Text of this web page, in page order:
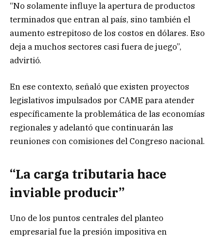
“No solamente influye la apertura de productos
terminados que entran al país, sino también el
aumento estrepitoso de los costos en dólares. Eso
deja a muchos sectores casi fuera de juego”,
advirtió.
En ese contexto, señaló que existen proyectos
legislativos impulsados por CAME para atender
específicamente la problemática de las economías
regionales y adelantó que continuarán las
reuniones con comisiones del Congreso nacional.
“La carga tributaria hace
inviable producir”
Uno de los puntos centrales del planteo
empresarial fue la presión impositiva en